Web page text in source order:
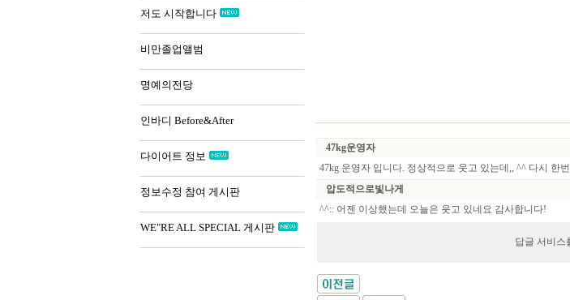
저도 시작합니다
비만졸업앨범
명예의전당
인바디 Before&After
다이어트 정보
정보수정 참여 게시판
WE"RE ALL SPECIAL 게시판
47kg운영자
47kg 운영자 입니다. 정상적으로 웃고 있는데,, ^^ 다시 한
압도적으로빛나게
^^:: 어젠 이상했는데 오늘은 웃고 있네요 감사합니다!
답글 서비스